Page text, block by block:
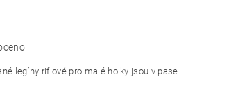
legíny riflové pro malé holky jsou v pase